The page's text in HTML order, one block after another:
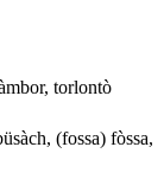
torlontò
(fossa) fòssa,